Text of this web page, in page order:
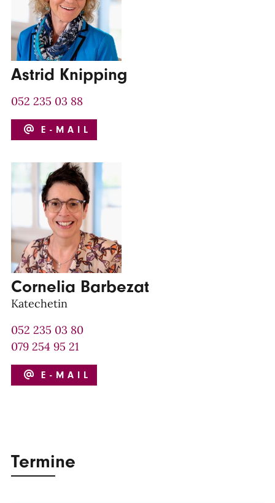
Astrid Knipping
052 235 03 88
E-MAIL
Cornelia Barbezat
Katechetin
052 235 03 80
079 254 95 21
E-MAIL
Termine